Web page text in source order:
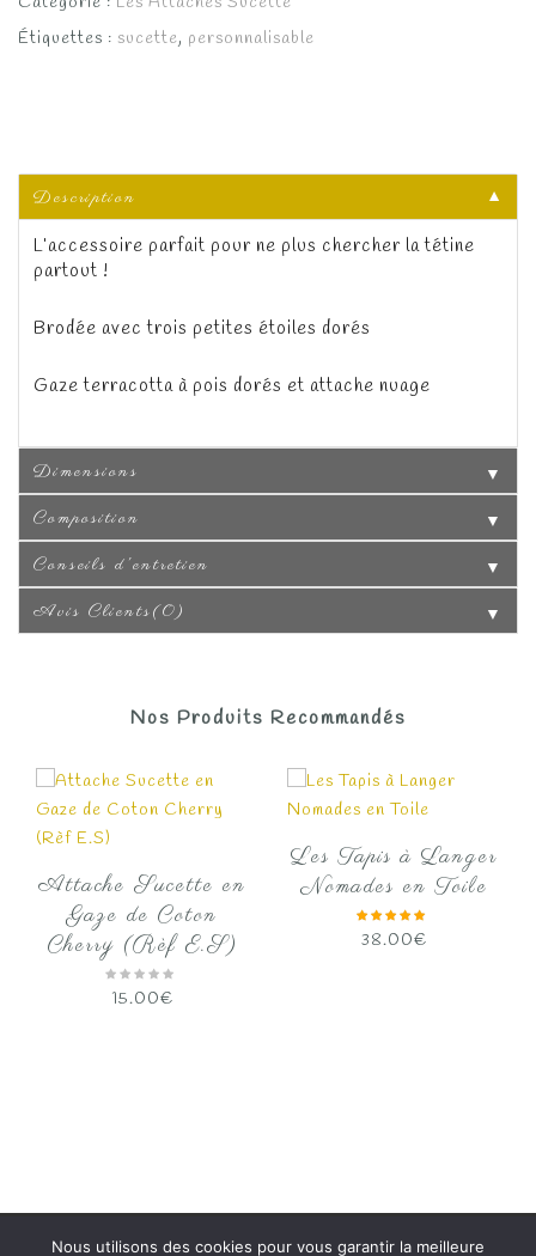
Étiquettes : sucette, personnalisable
Description
▼
L’accessoire parfait pour ne plus chercher la tétine
partout !
Brodée avec trois petites étoiles dorés
Gaze terracotta à pois dorés et attache nuage
Dimensions ▼
Composition ▼
Conseils d'entretien ▼
Avis Clients(0) ▼
Nos Produits Recommandés
Attache Sucette en
Gaze de Coton
Cherry (Rèf E.S)
15.00€
Les Tapis à Langer
Nomades en Toile
38.00€
Nous utilisons des cookies pour vous garantir la meilleure